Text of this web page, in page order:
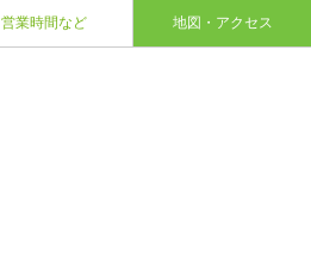
営業時間など 地図・アクセス